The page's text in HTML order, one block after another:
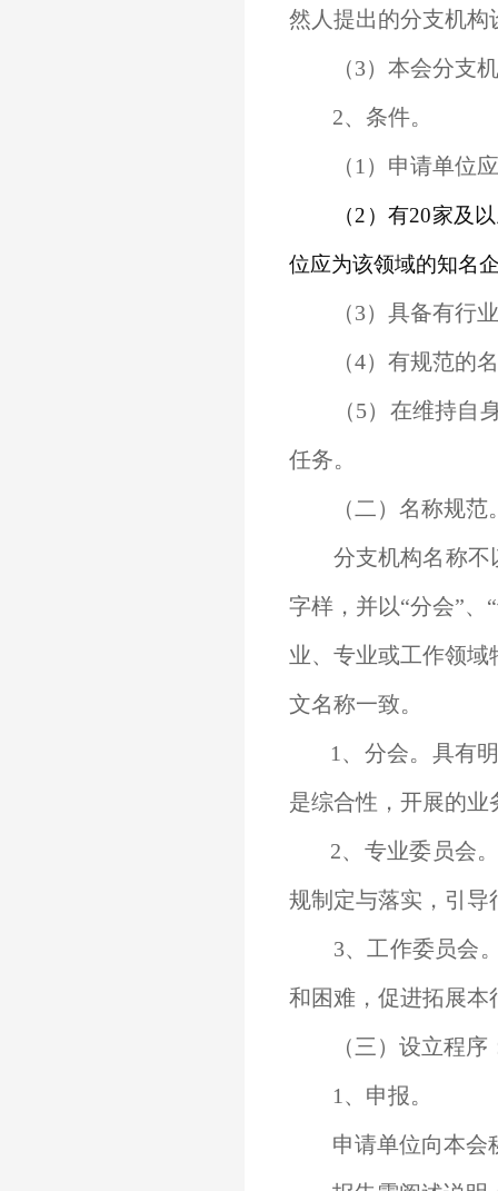
然人提出的分支机构
（3）本会分支
2、条件。
（1）申请单位
（2）有20家及
位应为该领域的知名
（3）具备有行
（4）有规范的
（5）在维持自
任务。
（二）名称规范
分支机构名称不
字样，并以“分会”、
业、专业或工作领
文名称一致。
1、分会。具有
是综合性，开展的
2、专业委员会
规制定与落实，引导
3、工作委员会
和困难，促进拓展本
（三）设立程序
1、申报。
申请单位向本会